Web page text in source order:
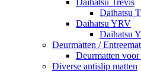
Daihatsu Trevis
Daihatsu
Daihatsu YRV
Daihatsu
Deurmatten /
Deurmatten voor
Diverse antislip matten